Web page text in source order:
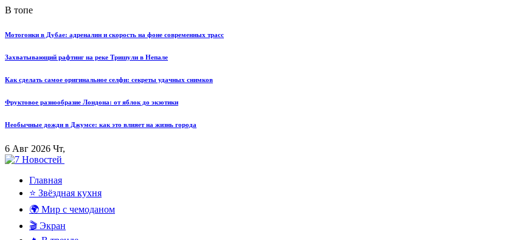
В топе
Мотогонки в Дубае: адреналин и скорость на фоне современных трасс
Захватывающий рафтинг на реке Тришули в Непале
Как сделать самое оригинальное селфи: секреты удачных снимков
Фруктовое разнообразие Лондона: от яблок до экзотики
Необычные дожди в Джумсе: как это влияет на жизнь города
6 Авг 2026 Чт,
Главная
⭐ Звёздная кухня
🌍 Мир с чемоданом
🎬 Экран